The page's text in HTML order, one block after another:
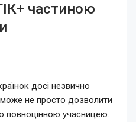
частиною
досі незвично
не просто дозволити
повноцінною учасницею.